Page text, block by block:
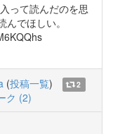
って読んだのを思
でほしい。
(投稿一覧)
2
ク (2)